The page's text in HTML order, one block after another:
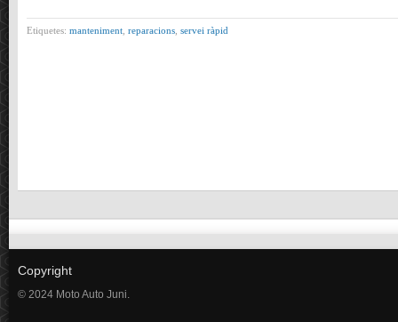
Etiquetes: manteniment reparacions servei ràpid
Copyright
© 2024 Moto Auto Juni.